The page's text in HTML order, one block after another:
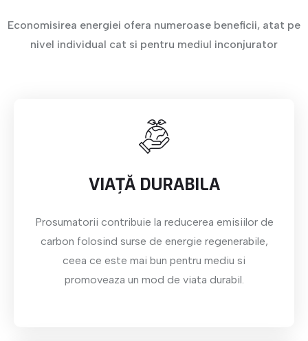
Economisirea energiei ofera numeroase beneficii, atat pe
nivel individual cat si pentru mediul inconjurator
VIAȚĂ DURABILA
Prosumatorii contribuie la reducerea emisiilor de
carbon folosind surse de energie regenerabile,
ceea ce este mai bun pentru mediu si
promoveaza un mod de viata durabil.